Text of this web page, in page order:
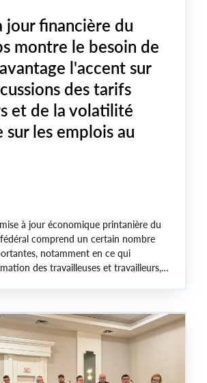
jour financière du
montre le besoin de
l'accent sur
des tarifs
et de la volatilité
sur les emplois au
à jour économique printanière du
comprend un certain nombre
notamment en ce qui
des travailleuses et travailleurs,
continuent de vivre dans une
en raison des tensions commerciales
des efforts de réduction des coûts
des difficultés liées à
de l'instabilité politique à l'échelle